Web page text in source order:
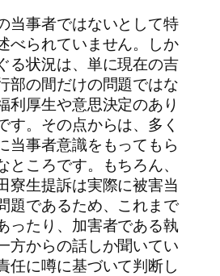
当事者ではないとして特
べられていません。しか
る状況は、単に現在の吉
部の間だけの問題ではな
利厚生や意思決定のあり
す。その点からは、多く
当事者意識をもってもら
ところです。もちろん、
寮生提訴は実際に被害当
題であるため、これまで
ったり、加害者である執
方からの話しか聞いてい
任に噂に基づいて判断し